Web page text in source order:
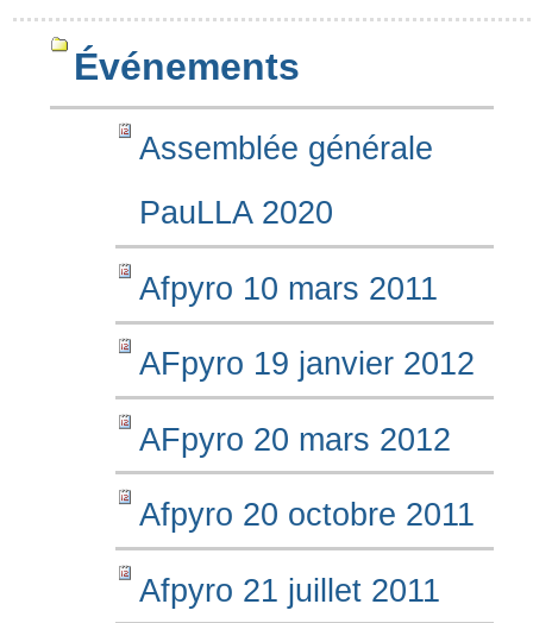
Événements
Assemblée générale
PauLLA 2020
Afpyro 10 mars 2011
AFpyro 19 janvier 2012
AFpyro 20 mars 2012
Afpyro 20 octobre 2011
Afpyro 21 juillet 2011